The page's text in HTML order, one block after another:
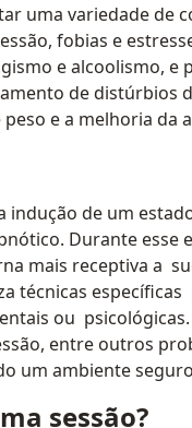
uma variedade de
fobias e
e alcoolismo,
de distúrbios
e a melhoria da
indução de um
Durante esse
mais receptiva a‬
técnicas
ou‬
entre outros
um ambiente
sessão?